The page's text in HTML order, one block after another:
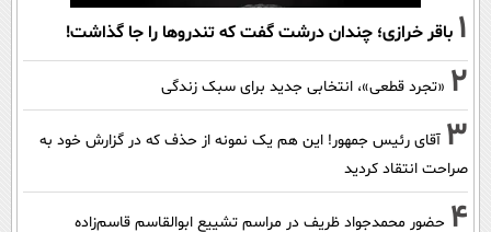
1 باقر خرازی؛ چندان درشت گفت که تندروها را جا گذاشت!
2 «تجرد قطعی»، انتخابی جدید برای سبک زندگی
3 آقای رئیس جمهور! این هم یک نمونه از حذف که در گزارش خود به
صراحت انتقاد کردید
4 حضور محمدجواد ظریف در مراسم تشییع ابوالقاسم قاسم‌زاده